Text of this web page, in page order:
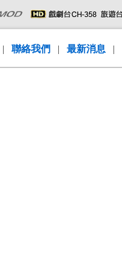
| 聯絡我們 | 最新消息 |